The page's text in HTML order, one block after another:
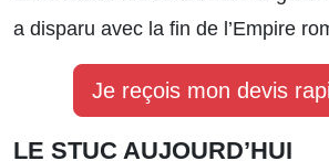
a disparu avec la fin de l’Empire
Je reçois mon devis
LE STUC AUJOURD’HUI